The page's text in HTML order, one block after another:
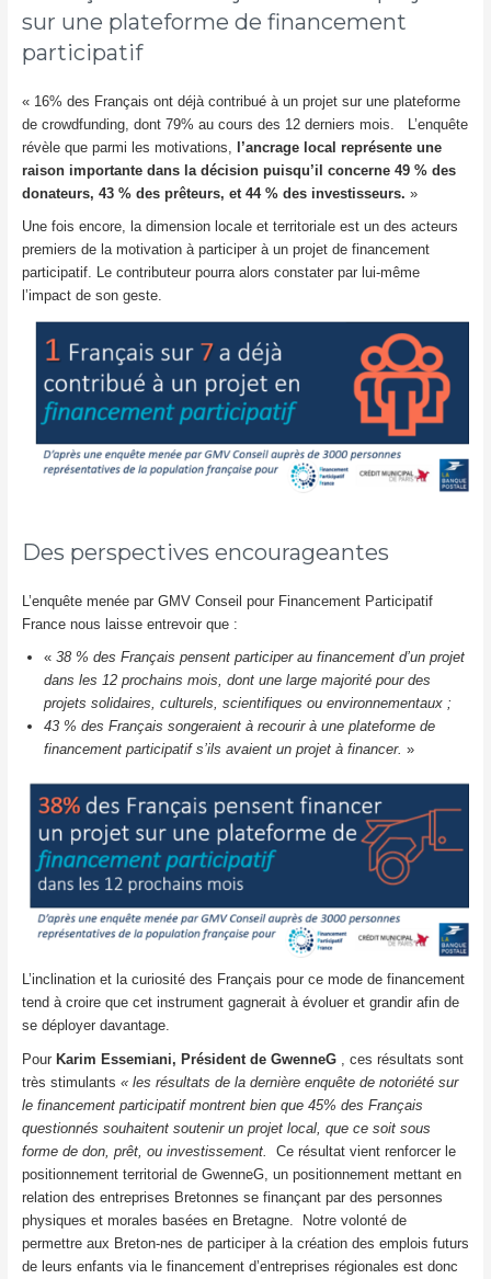
sur une plateforme de financement
participatif
« 16% des Français ont déjà contribué à un projet sur une plateforme
de crowdfunding, dont 79% au cours des 12 derniers mois. L’enquête
révèle que parmi les motivations,
l’ancrage local représente une
raison importante dans la décision puisqu’il concerne 49 % des
donateurs, 43 % des prêteurs, et 44 % des investisseurs. »
Une fois encore, la dimension locale et territoriale est un des acteurs
premiers de la motivation à participer à un projet de financement
participatif. Le contributeur pourra alors constater par lui-même
l’impact de son geste.
Des perspectives encourageantes
L’enquête menée par GMV Conseil pour Financement Participatif
France nous laisse entrevoir que :
« 38 % des Français pensent participer au financement d’un projet
dans les 12 prochains mois, dont une large majorité pour des
projets solidaires, culturels, scientifiques ou environnementaux ;
43 % des Français songeraient à recourir à une plateforme de
financement participatif s’ils avaient un projet à financer. »
L’inclination et la curiosité des Français pour ce mode de financement
tend à croire que cet instrument gagnerait à évoluer et grandir afin de
se déployer davantage.
Pour Karim Essemiani, Président de GwenneG, ces résultats sont
très stimulants « les résultats de la dernière enquête de notoriété sur
le financement participatif montrent bien que 45% des Français
questionnés souhaitent soutenir un projet local, que ce soit sous
forme de don, prêt, ou investissement.
Ce résultat vient renforcer le
positionnement territorial de GwenneG, un positionnement mettant en
relation des entreprises Bretonnes se finançant par des personnes
physiques et morales basées en Bretagne. Notre volonté de
permettre aux Breton-nes de participer à la création des emplois futurs
de leurs enfants via le financement d’entreprises régionales est donc